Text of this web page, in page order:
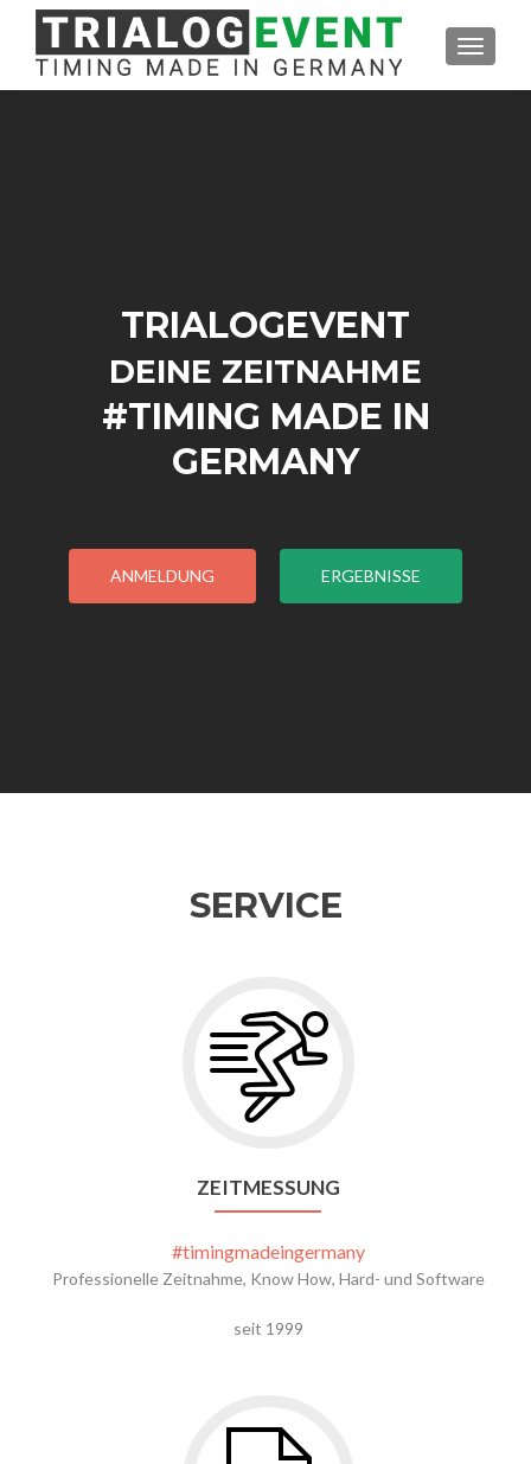
TRIALOGEVENT
DEINE ZEITNAHME
#TIMING MADE IN
GERMANY
ANMELDUNG ERGEBNISSE
SERVICE
zu
Zeitmessung
ZEITMESSUNG
#timingmadeingermany
Professionelle Zeitnahme, Know How, Hard- und Software
seit 1999